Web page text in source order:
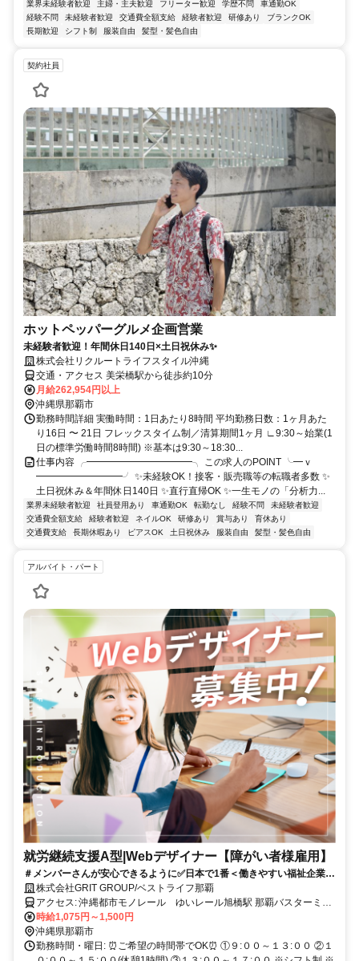
業界未経験者歓迎 主婦・主夫歓迎 フリーター歓迎 学歴不問
車通勤OK
経験不問
未経験者歓迎 交通費全額支給 経験者歓迎 研修あり
ブランクOK
長期歓迎
シフト制 服装自由 髪型・髪色自由
契約社員
ホットペッパーグルメ企画営業
未経験者歓迎！年間休日140日×土日祝休み✨
株式会社リクルートライフスタイル沖縄
交通・アクセス 美栄橋駅から徒歩約10分
月給262,954円以上
沖縄県那覇市
勤務時間詳細 実働時間：1日あたり8時間 平均勤務日数：1ヶ月あた
り16日 〜 21日 フレックスタイム制／清算期間1ヶ月 ∟9:30～始業(1
日の標準労働時間8時間) ※基本は9:30～18:30...
仕事内容 ╭━━━━━━━━━━━╮ この求人のPOINT ╰━ｖ
━━━━━━━━━╯ ✨未経験OK！接客・販売職等の転職者多数 ✨
土日祝休み＆年間休日140日 ✨直行直帰OK ✨一生モノの「分析力...
業界未経験者歓迎 社員登用あり 車通勤OK 転勤なし 経験不問
未経験者歓迎
交通費全額支給
経験者歓迎 ネイルOK 研修あり 賞与あり
育休あり
交通費支給
長期休暇あり ピアスOK 土日祝休み 服装自由 髪型・髪色自由
アルバイト・パート
就労継続支援A型|Webデザイナー【障がい者様雇用】
＃メンバーさんが安心できるように✅日本で1番＜働きやすい福祉企業＞
を目指しています！！まずは見学からSTART⭐️
株式会社GRIT GROUP/ベストライフ那覇
アクセス: 沖縄都市モノレール ゆいレール旭橋駅 那覇バスターミナ
ル近く
時給1,075円～1,500円
沖縄県那覇市
勤務時間・曜日: ⏰ご希望の時間帯でOK⏰ ①９:００～１３:００ ②１